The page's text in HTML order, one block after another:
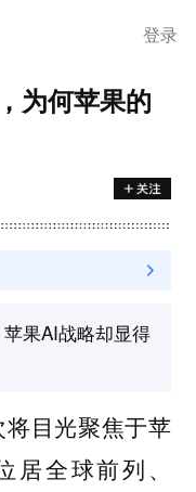
登录
为何苹果的
果AI战略却显得
目光聚焦于苹
全球前列、